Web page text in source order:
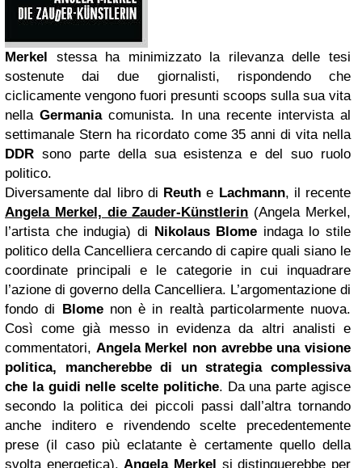
Merkel stessa ha minimizzato la rilevanza delle tesi
sostenute dai due giornalisti, rispondendo che
ciclicamente vengono fuori presunti scoops sulla sua vita
nella Germaniacomunista. In una recente intervista al
settimanale Stern ha ricordato come 35 anni di vita nella
DDR sono parte della sua esistenza e del suo ruolo
politico.
Diversamente dal libro di Reuth e Lachmann, il recente
Angela Merkel, die Zauder-Künstlerin (Angela Merkel,
l’artista che indugia) di Nikolaus Blome indaga lo stile
politico della Cancelliera cercando di capire quali siano le
coordinate principali e le categorie in cui inquadrare
l’azione di governo della Cancelliera. L’argomentazione di
fondo di Blomenon è in realtà particolarmente nuova.
Così come già messo in evidenza da altri analisti e
commentatori, Angela Merkel non avrebbe una visione
politica, mancherebbe di un strategia complessiva
che la guidi nelle scelte politiche. Da una parte agisce
secondo la politica dei piccoli passi dall’altra tornando
anche inditero e rivendendo scelte precedentemente
prese (il caso più eclatante è certamente quello della
svolta energetica). Angela Merkel si distinguerebbe per